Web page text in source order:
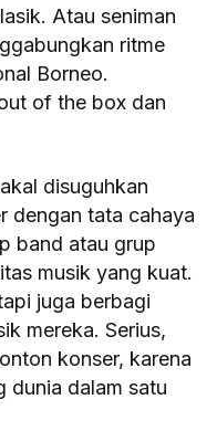
Atau seniman
ritme
Borneo.
of the box dan
disuguhkan
dengan tata cahaya
band atau grup
musik yang kuat.
juga berbagi
mereka. Serius,
konser, karena
dunia dalam satu